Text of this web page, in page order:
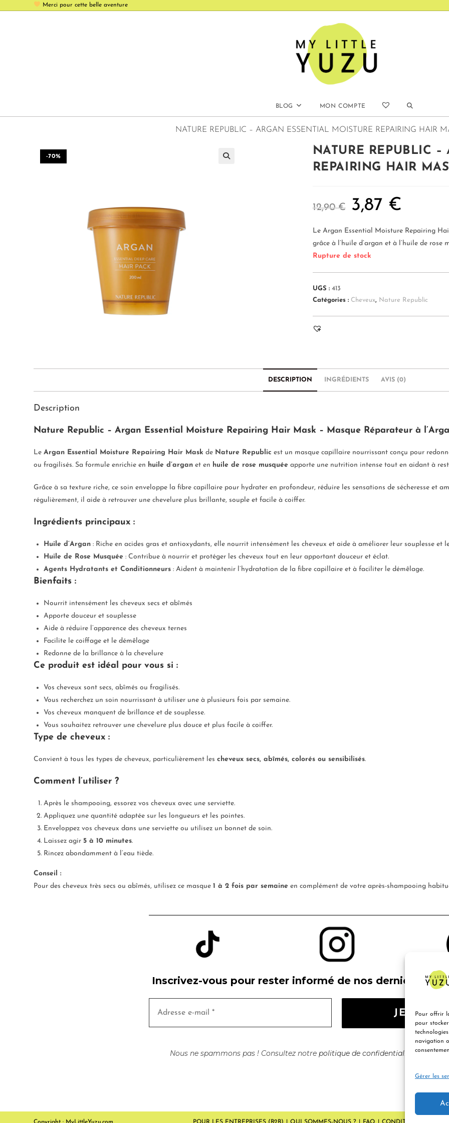
Pour offrir
pour
navigation
Gérer les
Merci pour cette belle aventure
BLOG MON COMPTE
NATURE REPUBLIC – ARGAN ESSENTIAL MOISTURE REPAIRING HAIR
-70%
NATURE REPUBLIC
REPAIRING HAIR
12,90€ 3,87 €
Le Argan Essential Moisture Repairing
grâce à l’huile d’argan et à l’huile de
Rupture de stock
UGS : 413
Catégories : Cheveux, Nature Republic
DESCRIPTION INGRÉDIENTS AVIS (0)
Description
Nature Republic – Argan Essential Moisture Repairing Hair Mask – Masque Réparateur à
LeArgan Essential Moisture Repairing Hair Mask de Nature Republic est un masque capillaire nourrissant conçu pour
ou fragilisés. Sa formule enrichie en huile d’argan et en huile de rose musquée apporte une nutrition intense tout en aidant à
Grâce à sa texture riche, ce soin enveloppe la fibre capillaire pour hydrater en profondeur, réduire les sensations de sécheresse et
régulièrement, il aide à retrouver une chevelure plus brillante, souple et facile à coiffer.
Ingrédients principaux :
Huile d’Argan : Riche en acides gras et antioxydants, elle nourrit intensément les cheveux et aide à améliorer leur souplesse et
Huile de Rose Musquée : Contribue à nourrir et protéger les cheveux tout en leur apportant douceur et éclat.
Agents Hydratants et Conditionneurs : Aident à maintenir l’hydratation de la fibre capillaire et à faciliter le démêlage.
Bienfaits :
Nourrit intensément les cheveux secs et abîmés
Apporte douceur et souplesse
Aide à réduire l’apparence des cheveux ternes
Facilite le coiffage et le démêlage
Redonne de la brillance à la chevelure
Ce produit est idéal pour vous si :
Vos cheveux sont secs, abîmés ou fragilisés.
Vous recherchez un soin nourrissant à utiliser une à plusieurs fois par semaine.
Vos cheveux manquent de brillance et de souplesse.
Vous souhaitez retrouver une chevelure plus douce et plus facile à coiffer.
Type de cheveux :
Convient à tous les types de cheveux, particulièrement lescheveux secs, abîmés, colorés ou sensibilisés.
Comment l’utiliser ?
Après le shampooing, essorez vos cheveux avec une serviette.
Appliquez une quantité adaptée sur les longueurs et les pointes.
Enveloppez vos cheveux dans une serviette ou utilisez un bonnet de soin.
Laissez agir 5 à 10 minutes.
Rincez abondamment à l’eau tiède.
Conseil :
Pour des cheveux très secs ou abîmés, utilisez ce masque1 à 2 fois par semaine en complément de votre après-shampooing
Inscrivez-vous pour rester informé de nos derniers
Nous ne spammons pas ! Consultez notre politique de confidentialité pour